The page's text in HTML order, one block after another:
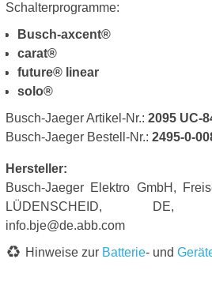
Schalterprogramme:
Busch-axcent®
carat®
future® linear
solo®
Busch-Jaeger Artikel-Nr.: 2095 UC-
Busch-Jaeger Bestell-Nr.: 2495-0-
Hersteller:
Busch-Jaeger Elektro GmbH,
LÜDENSCHEID, DE,
info.bje@de.abb.com
Hinweise zur Batterie- und